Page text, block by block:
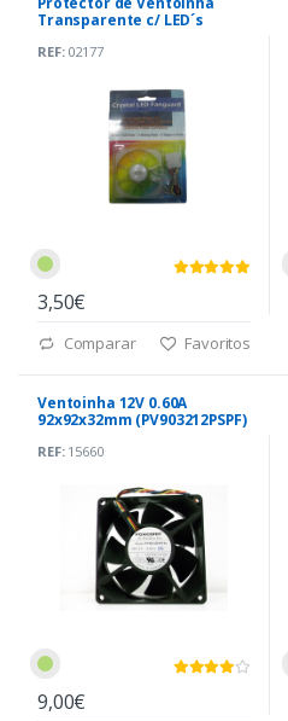
Transparente c/ LED´s
REF:02177
3,50€
Comparar Favoritos
Ventoinha 12V 0.60A
92x92x32mm (PV903212PSPF)
REF:15660
9,00€